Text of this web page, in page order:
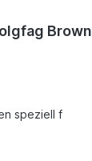
Brown
speziell f